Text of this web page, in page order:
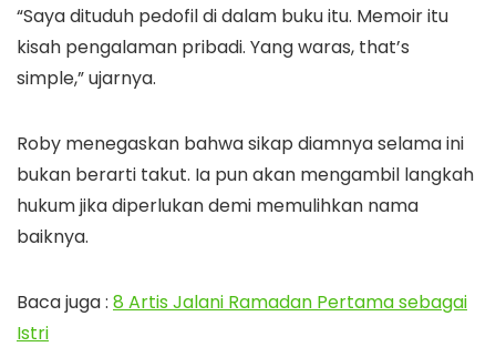
“Saya dituduh pedofil di dalam buku itu. Memoir itu
kisah pengalaman pribadi. Yang waras, that’s
simple,” ujarnya.
Roby menegaskan bahwa sikap diamnya selama ini
bukan berarti takut. Ia pun akan mengambil langkah
hukum jika diperlukan demi memulihkan nama
baiknya.
Baca juga : 8 Artis Jalani Ramadan Pertama sebagai
Istri